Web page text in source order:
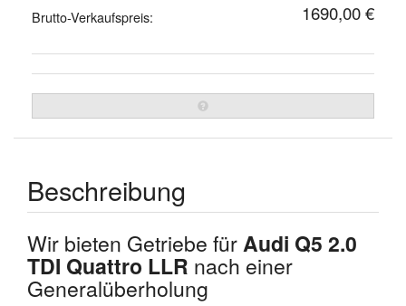
Brutto-Verkaufspreis: 1690,00 €
Beschreibung
Wir bieten Getriebe fürAudi Q5 2.0
TDI Quattro LLR nach einer
Generalüberholung